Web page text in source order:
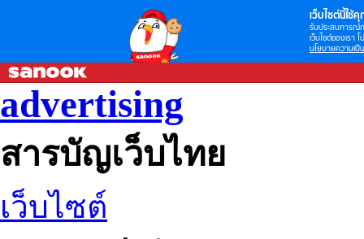
เว็บไซต์นี้ใช้คุ
รับประสบการณ์
เว็บไซต์ของเรา
นโยบายความเป็
advertising
สารบัญเว็บไทย
เว็บไซต์